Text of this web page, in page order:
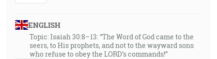
ENGLISH
Topic: Isaiah 30:8–13: “The Word of God came to the
seers, to His prophets, and not to the wayward sons
who refuse to obey the LORD’s commands!”